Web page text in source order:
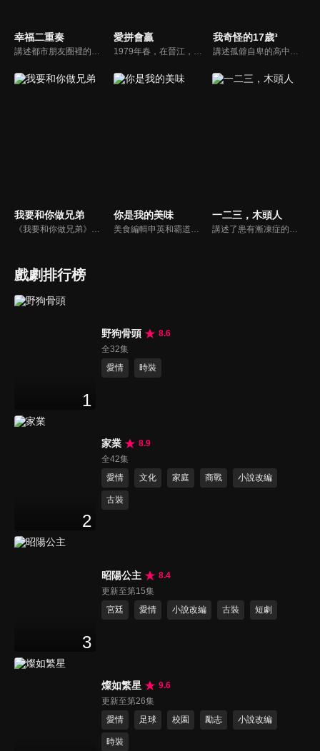
幸福二重奏
講述都市朋友圈裡的好女好男們，在生活與職場的人際關係中經受重重磨練，解鎖夫妻與朋友之間最自洽的相處之道，尋找幸福真諦的故事。
愛拼會贏
1979年春，在晉江，高進陽和葉守禮兩個將近不惑之年的好兄弟，正在就如何致富、如何擺脱貧窮的問題爭論得面紅耳赤，高進陽夫婦用一條小漁船，開始了他們商業經貿的創業生涯。熱愛土地的葉守禮始終根植農業種植生產的領域，通過傳統與科技相結合，也走出了一條特色農業致富之路...
我奇怪的17歲³
講述孤僻自卑的高中女生安靜，透過小說創作療癒自己。小說中三個性格不同的女主角和小夥伴們的故事也投射了安靜自己的成長過程。完成小說後的安靜，接納了人生的不完美，沒有遺憾地告別了自己的十七歲。
我要和你做兄弟 你是我的美味 一二三，木頭人
戲劇排行榜
1
野狗骨頭
8.6
全32集
愛情
時裝
2
家業
8.9
全42集
愛情
文化 家庭 商戰 小說改編
古裝
3
昭陽公主
8.4
更新至第15集
宮廷
愛情 小說改編 古裝 短劇
燦如繁星
9.6
更新至第26集
愛情
足球 校園 勵志 小說改編
時裝